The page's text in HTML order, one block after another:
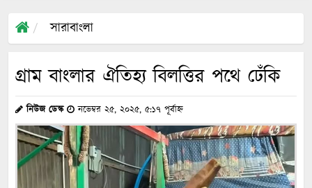
সারাবাংলা
গ্রাম বাংলার ঐতিহ্য বিলত্তির পথে ঢেঁকি
নিউজ ডেস্ক নভেম্বর ২৫, ২০২৫, ৫:১৭ পূর্বাহ্ন